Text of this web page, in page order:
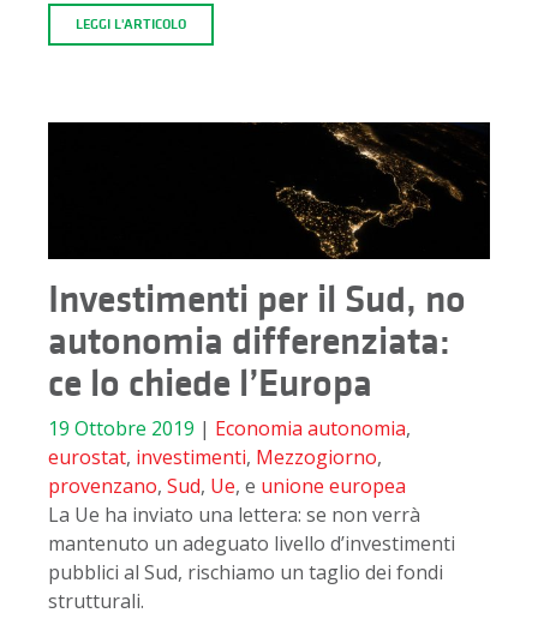
LEGGI L'ARTICOLO
Investimenti per il Sud, no
autonomia differenziata:
ce lo chiede l’Europa
19 Ottobre 2019 | Economia autonomia,
eurostat, investimenti, Mezzogiorno,
provenzano, Sud, Ue, e unione europea
La Ue ha inviato una lettera: se non verrà
mantenuto un adeguato livello d’investimenti
pubblici al Sud, rischiamo un taglio dei fondi
strutturali.